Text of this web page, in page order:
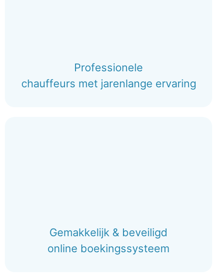
Professionele
chauffeurs met jarenlange ervaring
Gemakkelijk & beveiligd
online boekingssysteem